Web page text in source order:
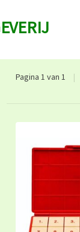
Pagina 1 van 1 |